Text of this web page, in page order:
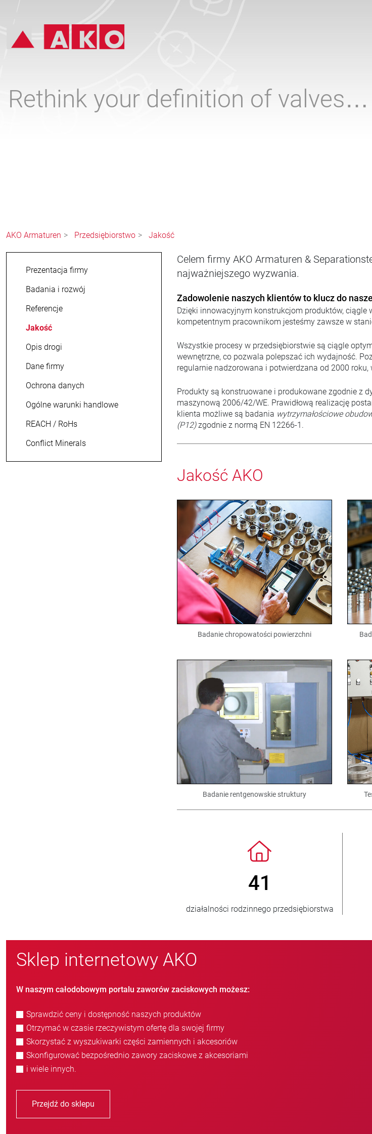
Rethink your definition of valves…
AKO Armaturen Przedsiębiorstwo Jakość
Prezentacja firmy
Badania i rozwój
Referencje
Jakość
Opis drogi
Dane firmy
Ochrona danych
Ogólne warunki handlowe
REACH / RoHs
Conflict Minerals
Celem firmy AKO Armaturen &
najważniejszego wyzwania.
Zadowolenie naszych klientów to klucz do
Dzięki innowacyjnym konstrukcjom produktów,
kompetentnym pracownikom jesteśmy zawsze w
Wszystkie procesy w przedsiębiorstwie są ciągle
wewnętrzne, co pozwala polepszać ich wydajność.
regularnie nadzorowana i potwierdzana od 2000
Produkty są konstruowane i produkowane zgodnie z
maszynową 2006/42/WE. Prawidłową realizację
klienta możliwe są badania wytrzymałościowe
(P12)zgodnie z normą EN 12266-1.
Jakość AKO
Badanie chropowatości powierzchni
Badanie rentgenowskie struktury
> 3 500 000
sprzedanych jednostek
Sklep internetowy AKO
W naszym całodobowym portalu zaworów zaciskowych możesz:
Sprawdzić ceny i dostępność naszych produktów
Otrzymać w czasie rzeczywistym ofertę dla swojej firmy
Skorzystać z wyszukiwarki części zamiennych i akcesoriów
Skonfigurować bezpośrednio zawory zaciskowe z akcesoriami
i wiele innych.
Przejdź do sklepu